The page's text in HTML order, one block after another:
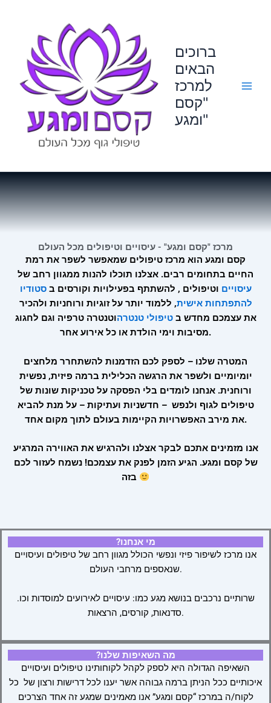
ברוכים
הבאים
למרכז
"קסם
ומגע"
מרכז "קסם ומגע" - עיסויים וטיפולים מכל העולם
קסם ומגע הוא מרכז טיפולים שמאפשר לשפר את רמת
החיים בתחומים רבים. אצלנו תוכלו להנות ממגוון רחב של
עיסויים וטיפולים , להשתתף בפעילויות וקורסים בסטודיו
להתפתחות אישית, ללמוד יותר על זוגיות ורוחניות ולהכיר
את עצמכם מחדש בטיפולי טנטרהוטנטרה טרפיה וגם לחגוג
מסיבות וימי הולדת או כל אירוע אחר.
המטרה שלנו – לספק לכם הזדמנות להשתחרר מלחצים
יומיומיים ולשפר את הרגשה הכלילית ברמה פיזית, נפשית
ורוחנית. אנחנו לומדים בלי הפסקה על טכניקות שונות של
טיפולים לגוף ולנפש – חדשניות ועתיקות – על מנת להביא
את מירב האפשרויות הקיימות בעולם לתוך מקום אחד.
אנו מזמינים אתכם לבקר אצלנו ולהרגיש את האווירה המרגיע
של קסם ומגע. הגיע הזמן לפנק את עצמכם! נשמח לעזור לכם
?מי אנחנו
אנו מרכז לשיפור פיזי ונפשי הכולל מגוון רחב של טיפולים ועיסויים
שנאספים מרחבי העולם.
שרותיים נרכבים בנושא מגע כמו: עיסויים לאירועים למוסדות וכו.
סדנאות, קורסים, הרצאות.
?מה השאיפות שלנו
השאיפה הגדולה היא לספק לקהל לקוחותינו טיפולים ועיסויים
איכותיים ככל הניתן ברמה גבוהה אשר יענו לכל דרישות ורצון של כל
לקוח/ה במרכז “קסם ומגע” אנו מאמינים שמגע זה אחד הצרכים